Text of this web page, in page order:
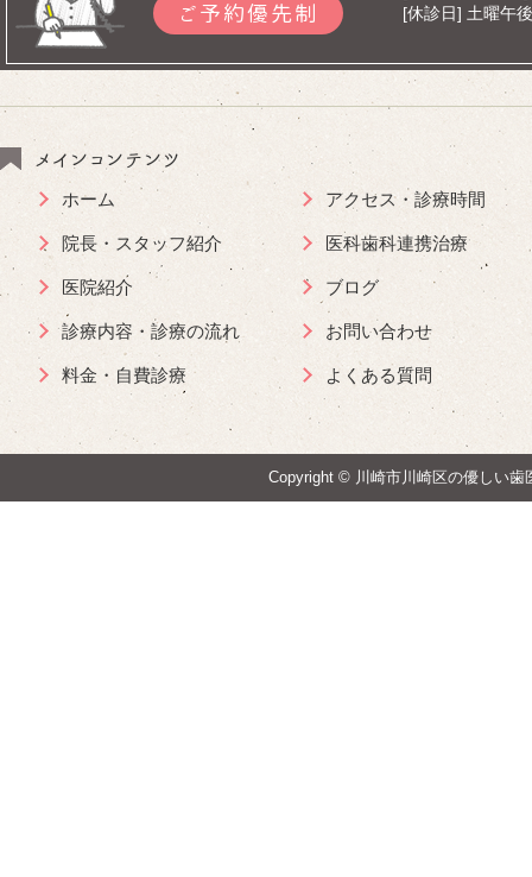
ご予約優先制
[休診日] 土曜午
メインコンテンツ
ホーム
院長・スタッフ紹介
医院紹介
診療内容・診療の流れ
料金・自費診療
アクセス・診療時間
医科歯科連携治療
ブログ
お問い合わせ
よくある質問
Copyright © 川崎市川崎区の優しい